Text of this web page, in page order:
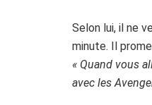
Selon lui, il ne
minute. Il
« Quand vous
avec les